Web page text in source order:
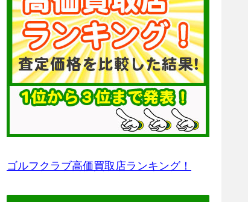
ゴルフクラブ高価買取店ランキング！